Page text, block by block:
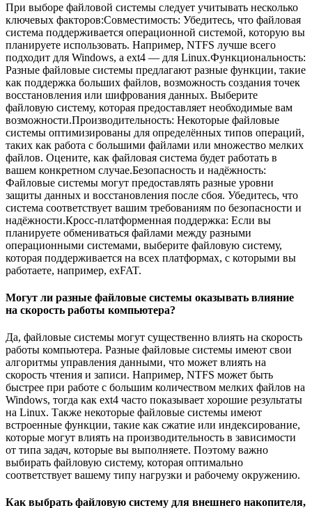
При выборе файловой системы следует учитывать несколько
ключевых факторов:Совместимость: Убедитесь, что файловая
система поддерживается операционной системой, которую вы
планируете использовать. Например, NTFS лучше всего
подходит для Windows, а ext4 — для Linux.Функциональность:
Разные файловые системы предлагают разные функции, такие
как поддержка больших файлов, возможность создания точек
восстановления или шифрования данных. Выберите
файловую систему, которая предоставляет необходимые вам
возможности.Производительность: Некоторые файловые
системы оптимизированы для определённых типов операций,
таких как работа с большими файлами или множество мелких
файлов. Оцените, как файловая система будет работать в
вашем конкретном случае.Безопасность и надёжность:
Файловые системы могут предоставлять разные уровни
защиты данных и восстановления после сбоя. Убедитесь, что
система соответствует вашим требованиям по безопасности и
надёжности.Кросс-платформенная поддержка: Если вы
планируете обмениваться файлами между разными
операционными системами, выберите файловую систему,
которая поддерживается на всех платформах, с которыми вы
работаете, например, exFAT.
Могут ли разные файловые системы оказывать влияние
на скорость работы компьютера?
Да, файловые системы могут существенно влиять на скорость
работы компьютера. Разные файловые системы имеют свои
алгоритмы управления данными, что может влиять на
скорость чтения и записи. Например, NTFS может быть
быстрее при работе с большим количеством мелких файлов на
Windows, тогда как ext4 часто показывает хорошие результаты
на Linux. Также некоторые файловые системы имеют
встроенные функции, такие как сжатие или индексирование,
которые могут влиять на производительность в зависимости
от типа задач, которые вы выполняете. Поэтому важно
выбирать файловую систему, которая оптимально
соответствует вашему типу нагрузки и рабочему окружению.
Как выбрать файловую систему для внешнего накопителя,